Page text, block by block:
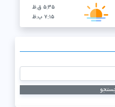
۵:۳۵ ق.ظ
۷:۱۵ ب.ظ